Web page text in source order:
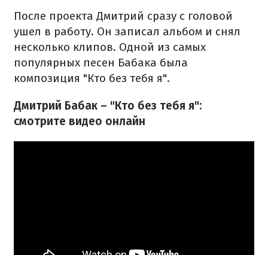
После проекта Дмитрий сразу с головой
ушел в работу. Он записал альбом и снял
несколько клипов. Одной из самых
популярных песен Бабака была
композиция "Кто без тебя я".
Дмитрий Бабак – "Кто без тебя я":
смотрите видео онлайн